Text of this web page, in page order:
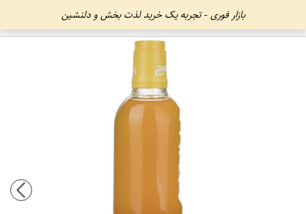
بازار فوری - تجربه یک خرید لذت بخش و دلنشین